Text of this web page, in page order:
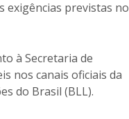
exigências previstas no
à Secretaria de
nos canais oficiais da
do Brasil (BLL).